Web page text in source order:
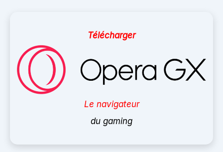
Télécharger
Le navigateur
du gaming